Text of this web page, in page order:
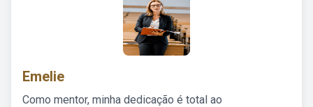
Emelie
Como mentor, minha dedicação é total ao